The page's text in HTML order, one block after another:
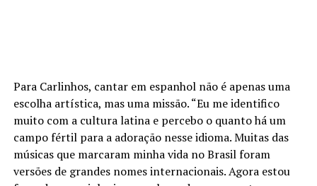
Para Carlinhos, cantar em espanhol não é apenas uma
escolha artística, mas uma missão. “Eu me identifico
muito com a cultura latina e percebo o quanto há um
campo fértil para a adoração nesse idioma. Muitas das
músicas que marcaram minha vida no Brasil foram
versões de grandes nomes internacionais. Agora estou